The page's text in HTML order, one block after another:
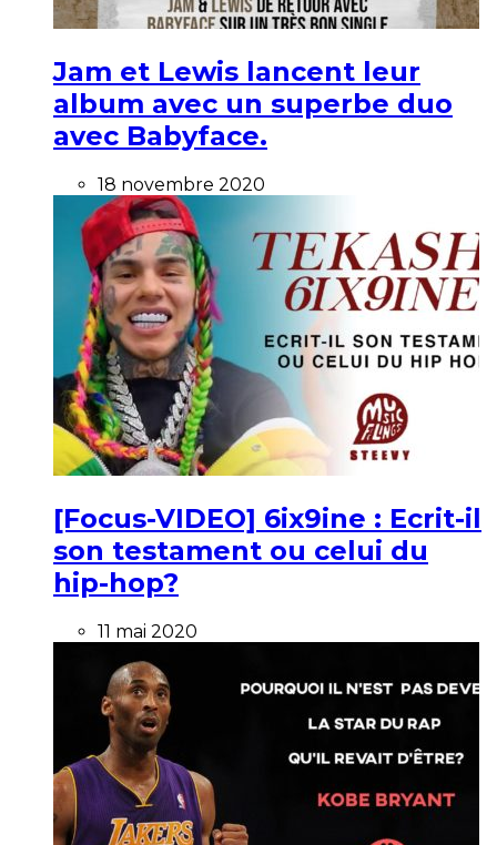
Jam et Lewis lancent leur
album avec un superbe duo
avec Babyface.
18 novembre 2020
[Focus-VIDEO] 6ix9ine : Ecrit-il
son testament ou celui du
hip-hop?
11 mai 2020